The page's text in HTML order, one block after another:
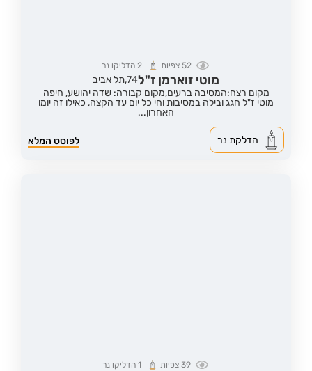
52צפיות 2 הדליקו נר
מוטי זוארמן ז"ל74,תל אביב
מקום רצח:המסיבה ברעים,מקום קבורה: שדה יהושע, חיפה
מוטי ז"ל חגג ובילה במסיבות וחי כל יום עד הקצה, כאילו זה יומו
האחרון...
לפוסט המלא הדלקת נר
39צפיות 1 הדליקו נר